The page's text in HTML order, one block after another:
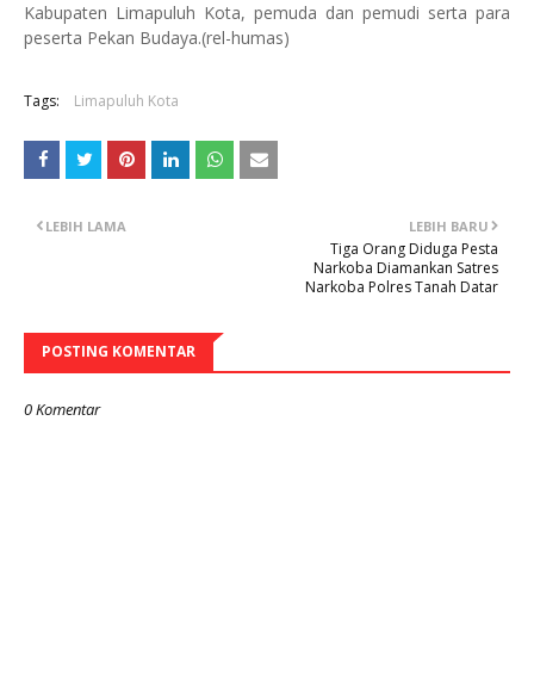
Kabupaten Limapuluh Kota, pemuda dan pemudi serta para
peserta Pekan Budaya.(rel-humas)
Tags: Limapuluh Kota
LEBIH BARU
Tiga Orang Diduga Pesta
Narkoba Diamankan Satres
Narkoba Polres Tanah Datar
LEBIH LAMA
POSTING KOMENTAR
0 Komentar